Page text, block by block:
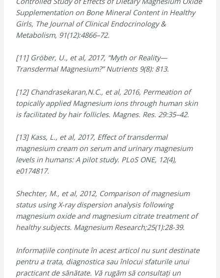
Supplementation on Bone Mineral Content in Healthy
Girls, The Journal of Clinical Endocrinology &
Metabolism, 91(12):4866–72.
[11] Gröber, U., et al, 2017, “Myth or Reality—
Transdermal Magnesium?” Nutrients 9(8): 813.
[12] Chandrasekaran,N.C., et al, 2016, Permeation of
topically applied Magnesium ions through human skin
is facilitated by hair follicles. Magnes. Res. 29:35–42.
[13] Kass, L., et al, 2017, Effect of transdermal
magnesium cream on serum and urinary magnesium
levels in humans: A pilot study. PLoS ONE, 12(4),
e0174817.
Shechter, M., et al, 2012, Comparison of magnesium
status using X-ray dispersion analysis following
magnesium oxide and magnesium citrate treatment of
healthy subjects. Magnesium Research;25(1):28-39.
Informațiile conținute în acest articol nu sunt destinate
pentru a trata, diagnostica sau înlocui sfaturile unui
practicant de sănătate. Vă rugăm să consultați un